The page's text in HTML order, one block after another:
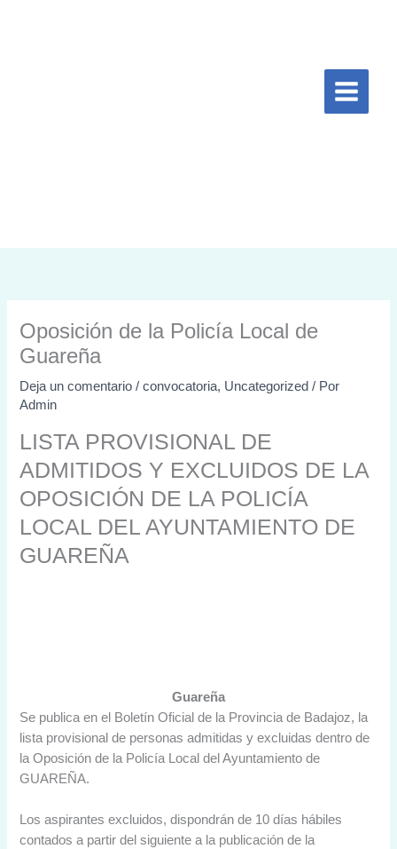
Oposición de la Policía Local de
Guareña
Deja un comentario /convocatoria, Uncategorized / Por
Admin
LISTA PROVISIONAL DE
ADMITIDOS Y EXCLUIDOS DE LA
OPOSICIÓN DE LA POLICÍA
LOCAL DEL AYUNTAMIENTO DE
GUAREÑA
Guareña
Se publica en el Boletín Oficial de la Provincia de Badajoz, la
lista provisional de personas admitidas y excluidas dentro de
la Oposición de la Policía Local del Ayuntamiento de
GUAREÑA.
Los aspirantes excluidos, dispondrán de 10 días hábiles
contados a partir del siguiente a la publicación de la